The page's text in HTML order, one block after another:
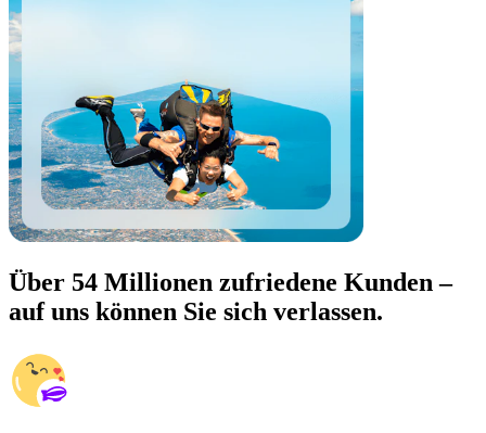
Über 54 Millionen zufriedene Kunden –
auf uns können Sie sich verlassen.